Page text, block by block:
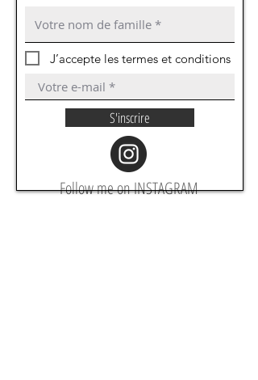
Follow me on INSTAGRAM
J’accepte les termes et conditions
S'inscrire